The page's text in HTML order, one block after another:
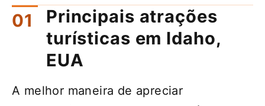
Principais atrações
turísticas em Idaho,
EUA
A melhor maneira de apreciar